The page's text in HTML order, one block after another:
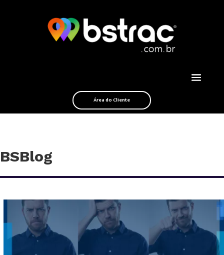
Área do Cliente
BSBlog